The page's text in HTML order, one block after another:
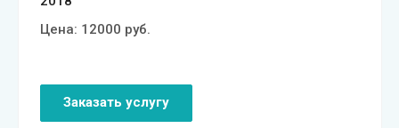
Цена: 12000 руб.
Заказать услугу